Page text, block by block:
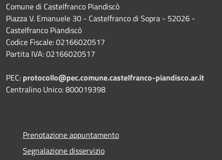
Comune di Castelfranco Piandiscò
Piazza V. Emanuele 30 - Castelfranco di Sopra - 52026 -
Castelfranco Piandiscò
Codice Fiscale: 02166020517
Partita IVA: 02166020517
PEC: protocollo@pec.comune.castelfranco-piandisco.ar.it
Centralino Unico: 800019398
Prenotazione appuntamento
Segnalazione disservizio